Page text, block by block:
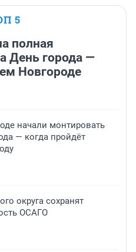
5
полная
День города —
Новгороде
начали монтировать
— когда пройдёт
округа сохранят
ОСАГО